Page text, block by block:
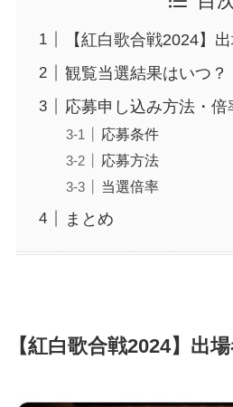
【紅白歌合戦2024】
観覧当選結果はいつ？
応募申し込み方法・倍
応募条件
応募方法
当選倍率
まとめ
【紅白歌合戦2024】出場